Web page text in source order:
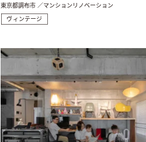
東京都調布市 ／マンションリノベーション
ヴィンテージ